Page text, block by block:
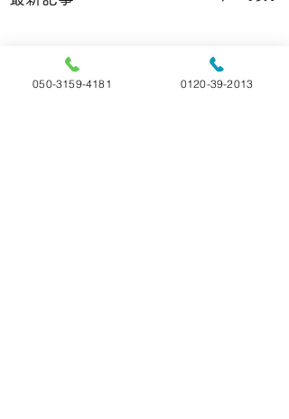
050-3159-4181 0120-39-2013